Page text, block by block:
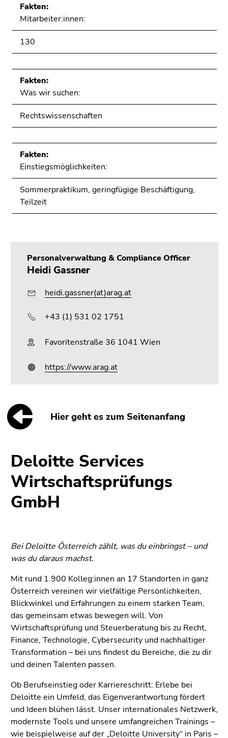
Fakten:
Mitarbeiter:innen:
130
Fakten:
Was wir suchen:
Rechtswissenschaften
Fakten:
Einstiegsmöglichkeiten:
Sommerpraktikum, geringfügige Beschäftigung,
Teilzeit
Personalverwaltung & Compliance Officer
Heidi Gassner
heidi.gassner(at)arag.at
+43 (1) 531 02 1751
Favoritenstraße 36 1041 Wien
https://www.arag.at
Hier geht es zum Seitenanfang
Deloitte Services
Wirtschaftsprüfungs
GmbH
Bei Deloitte Österreich zählt, was du einbringst – und
was du daraus machst.
Mit rund 1.900 Kolleg:innen an 17 Standorten in ganz
Österreich vereinen wir vielfältige Persönlichkeiten,
Blickwinkel und Erfahrungen zu einem starken Team,
das gemeinsam etwas bewegen will. Von
Wirtschaftsprüfung und Steuerberatung bis zu Recht,
Finance, Technologie, Cybersecurity und nachhaltiger
Transformation – bei uns findest du Bereiche, die zu dir
und deinen Talenten passen.
Ob Berufseinstieg oder Karriereschritt: Erlebe bei
Deloitte ein Umfeld, das Eigenverantwortung fördert
und Ideen blühen lässt. Unser internationales Netzwerk,
modernste Tools und unsere umfangreichen Trainings –
wie beispielweise auf der „Deloitte University“ in Paris –